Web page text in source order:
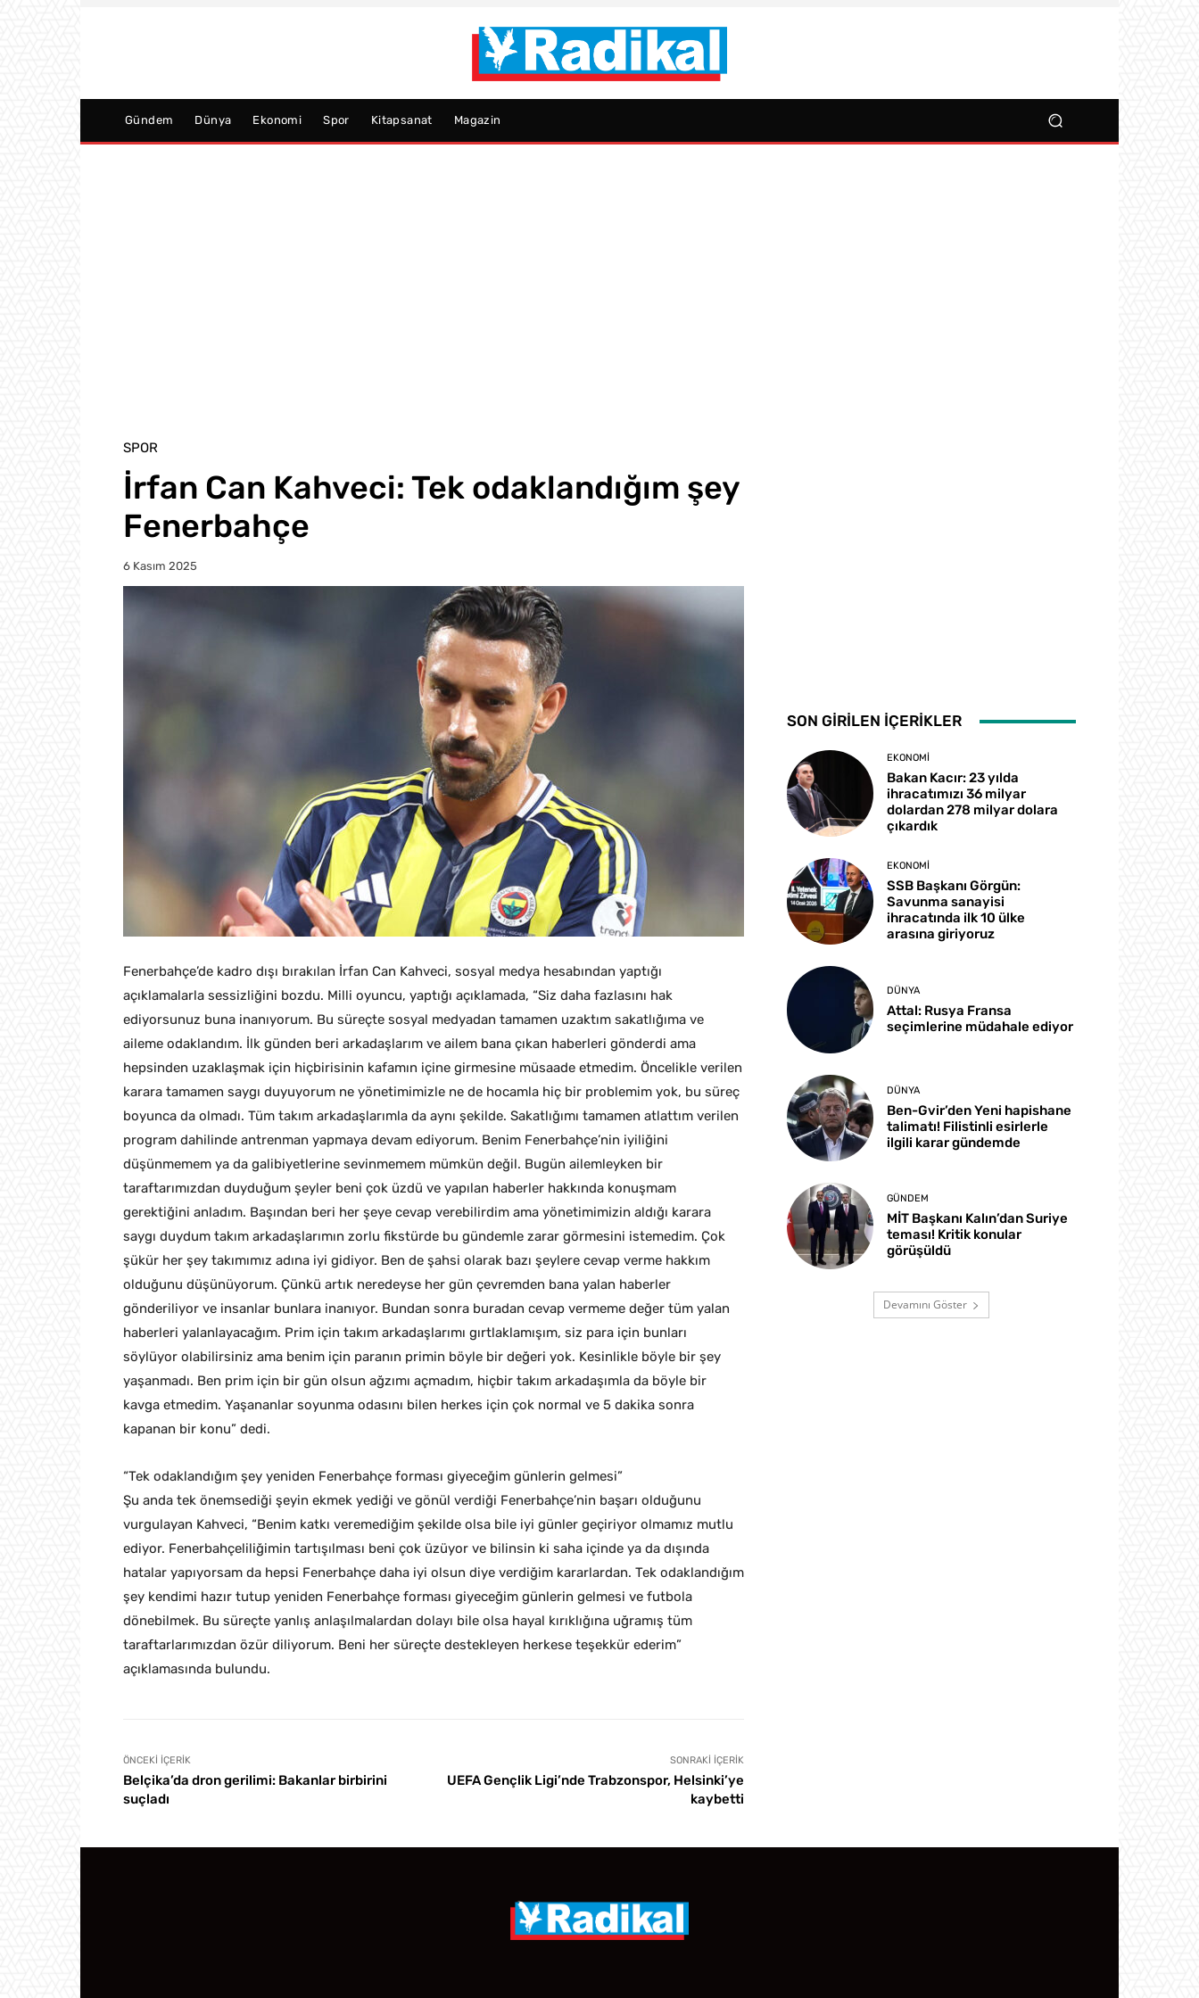
Gündem Dünya Ekonomi Spor Kitapsanat Magazin
SPOR
İrfan Can Kahveci: Tek odaklandığım şey
Fenerbahçe
6 Kasım 2025
Fenerbahçe’de kadro dışı bırakılan İrfan Can Kahveci, sosyal medya hesabından yaptığı
açıklamalarla sessizliğini bozdu. Milli oyuncu, yaptığı açıklamada, “Siz daha fazlasını hak
ediyorsunuz buna inanıyorum. Bu süreçte sosyal medyadan tamamen uzaktım sakatlığıma ve
aileme odaklandım. İlk günden beri arkadaşlarım ve ailem bana çıkan haberleri gönderdi ama
hepsinden uzaklaşmak için hiçbirisinin kafamın içine girmesine müsaade etmedim. Öncelikle verilen
karara tamamen saygı duyuyorum ne yönetimimizle ne de hocamla hiç bir problemim yok, bu süreç
boyunca da olmadı. Tüm takım arkadaşlarımla da aynı şekilde. Sakatlığımı tamamen atlattım verilen
program dahilinde antrenman yapmaya devam ediyorum. Benim Fenerbahçe’nin iyiliğini
düşünmemem ya da galibiyetlerine sevinmemem mümkün değil. Bugün ailemleyken bir
taraftarımızdan duyduğum şeyler beni çok üzdü ve yapılan haberler hakkında konuşmam
gerektiğini anladım. Başından beri her şeye cevap verebilirdim ama yönetimimizin aldığı karara
saygı duydum takım arkadaşlarımın zorlu fikstürde bu gündemle zarar görmesini istemedim. Çok
şükür her şey takımımız adına iyi gidiyor. Ben de şahsi olarak bazı şeylere cevap verme hakkım
olduğunu düşünüyorum. Çünkü artık neredeyse her gün çevremden bana yalan haberler
gönderiliyor ve insanlar bunlara inanıyor. Bundan sonra buradan cevap vermeme değer tüm yalan
haberleri yalanlayacağım. Prim için takım arkadaşlarımı gırtlaklamışım, siz para için bunları
söylüyor olabilirsiniz ama benim için paranın primin böyle bir değeri yok. Kesinlikle böyle bir şey
yaşanmadı. Ben prim için bir gün olsun ağzımı açmadım, hiçbir takım arkadaşımla da böyle bir
kavga etmedim. Yaşananlar soyunma odasını bilen herkes için çok normal ve 5 dakika sonra
kapanan bir konu” dedi.
“Tek odaklandığım şey yeniden Fenerbahçe forması giyeceğim günlerin gelmesi”
Şu anda tek önemsediği şeyin ekmek yediği ve gönül verdiği Fenerbahçe’nin başarı olduğunu
vurgulayan Kahveci, “Benim katkı veremediğim şekilde olsa bile iyi günler geçiriyor olmamız mutlu
ediyor. Fenerbahçeliliğimin tartışılması beni çok üzüyor ve bilinsin ki saha içinde ya da dışında
hatalar yapıyorsam da hepsi Fenerbahçe daha iyi olsun diye verdiğim kararlardan. Tek odaklandığım
şey kendimi hazır tutup yeniden Fenerbahçe forması giyeceğim günlerin gelmesi ve futbola
dönebilmek. Bu süreçte yanlış anlaşılmalardan dolayı bile olsa hayal kırıklığına uğramış tüm
taraftarlarımızdan özür diliyorum. Beni her süreçte destekleyen herkese teşekkür ederim”
açıklamasında bulundu.
ÖNCEKI İÇERIK
Belçika’da dron gerilimi: Bakanlar birbirini
suçladı
SONRAKI İÇERIK
UEFA Gençlik Ligi’nde Trabzonspor, Helsinki’ye
kaybetti
SON GİRİLEN İÇERİKLER
EKONOMI
Bakan Kacır: 23 yılda
ihracatımızı 36 milyar
dolardan 278 milyar dolara
çıkardık
EKONOMI
SSB Başkanı Görgün:
Savunma sanayisi
ihracatında ilk 10 ülke
arasına giriyoruz
DÜNYA
Attal: Rusya Fransa
seçimlerine müdahale ediyor
DÜNYA
Ben-Gvir’den Yeni hapishane
talimatı! Filistinli esirlerle
ilgili karar gündemde
GÜNDEM
MİT Başkanı Kalın’dan Suriye
teması! Kritik konular
görüşüldü
Devamını Göster